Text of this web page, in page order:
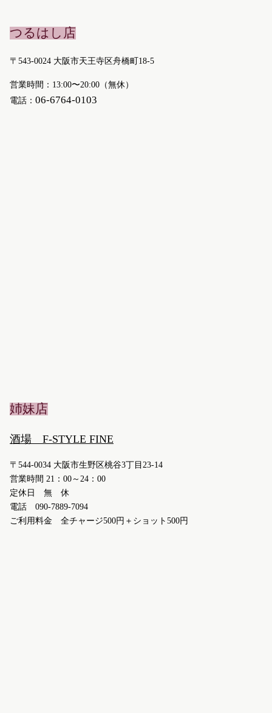
つるはし店
〒543-0024 大阪市天王寺区舟橋町18-5
営業時間：13:00〜20:00（無休）
電話： 06-6764-0103
姉妹店
酒場 F-STYLE FINE
〒544-0034 大阪市生野区桃谷3丁目23-14
営業時間 21：00～24：00
定休日 無 休
電話 090-7889-7094
ご利用料金 全チャージ500円＋ショット500円